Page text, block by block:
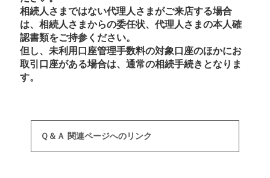
相続人さまではない代理人さまがご来店する場合
は、相続人さまからの委任状、代理人さまの本人確
認書類をご持参ください。
但し、未利用口座管理手数料の対象口座のほかにお
取引口座がある場合は、通常の相続手続きとなりま
す。
Ｑ＆Ａ 関連ページへのリンク